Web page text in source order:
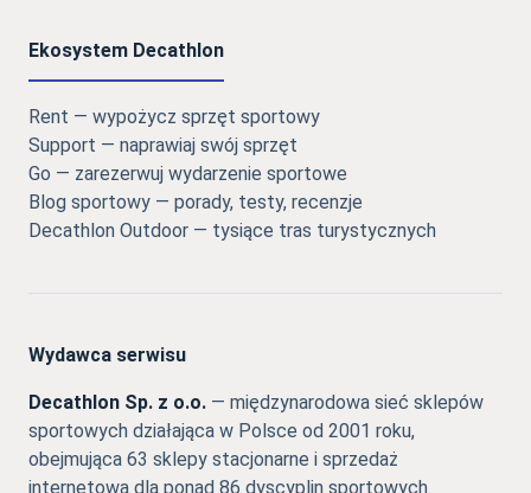
Ekosystem Decathlon
Rent — wypożycz sprzęt sportowy
Support — naprawiaj swój sprzęt
Go — zarezerwuj wydarzenie sportowe
Blog sportowy — porady, testy, recenzje
Decathlon Outdoor — tysiące tras turystycznych
Wydawca serwisu
Decathlon Sp. z o.o. — międzynarodowa sieć sklepów
sportowych działająca w Polsce od 2001 roku,
obejmująca 63 sklepy stacjonarne i sprzedaż
internetową dla ponad 86 dyscyplin sportowych.